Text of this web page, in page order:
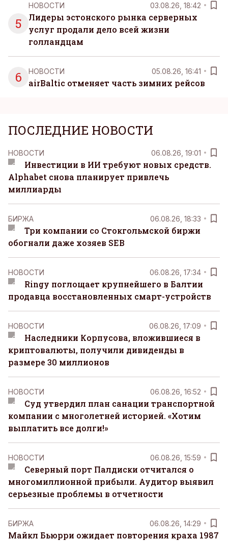
5
НОВОСТИ 03.08.26, 18:42
Лидеры эстонского рынка серверных
услуг продали дело всей жизни
голландцам
6 НОВОСТИ 05.08.26, 16:41
airBaltic отменяет часть зимних рейсов
ПОСЛЕДНИЕ НОВОСТИ
НОВОСТИ 06.08.26, 19:01
Инвестиции в ИИ требуют новых средств.
Alphabet снова планирует привлечь
миллиарды
БИРЖА 06.08.26, 18:33
Три компании со Стокгольмской биржи
обогнали даже хозяев SEB
НОВОСТИ 06.08.26, 17:34
Ringy поглощает крупнейшего в Балтии
продавца восстановленных смарт-устройств
НОВОСТИ 06.08.26, 17:09
Наследники Корпусова, вложившиеся в
криптовалюты, получили дивиденды в
размере 30 миллионов
НОВОСТИ 06.08.26, 16:52
Суд утвердил план санации транспортной
компании с многолетней историей. «Хотим
выплатить все долги!»
НОВОСТИ 06.08.26, 15:59
Северный порт Палдиски отчитался о
многомиллионной прибыли. Аудитор выявил
серьезные проблемы в отчетности
БИРЖА 06.08.26, 14:29
Майкл Бьюрри ожидает повторения краха 1987